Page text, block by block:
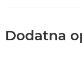
Dodatna